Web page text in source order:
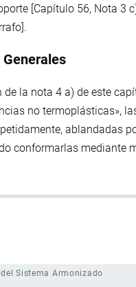
[Capítulo 56, Nota 3
de la nota 4 a) de este
no termoplásticas»,
ablandadas
conformarlas mediante
Sistema Armonizado